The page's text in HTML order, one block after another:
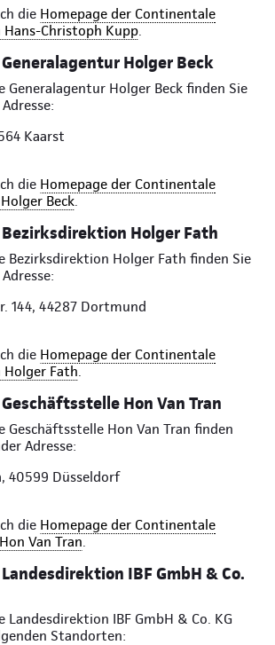
die Homepage der Continentale
Christoph Kupp.
Holger Beck
Generalagentur Holger Beck finden Sie
Kaarst
die Homepage der Continentale
Beck.
Holger Fath
Bezirksdirektion Holger Fath finden Sie
144, 44287 Dortmund
die Homepage der Continentale
Fath.
Hon Van Tran
Geschäftsstelle Hon Van Tran finden
Adresse:
40599 Düsseldorf
die Homepage der Continentale
Van Tran.
IBF GmbH & Co.
Landesdirektion IBF GmbH & Co. KG
Standorten: